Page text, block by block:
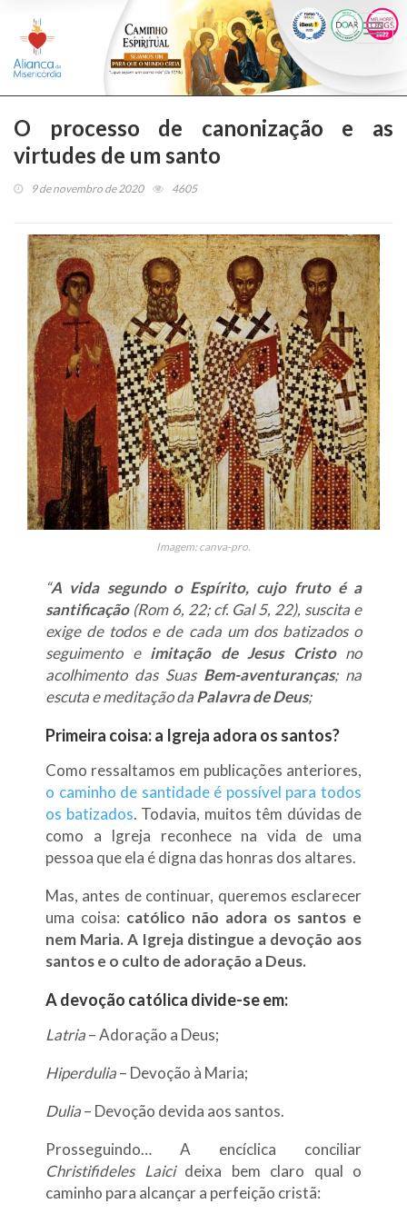
O processo de canonização e as
virtudes de um santo
9 de novembro de 2020 4605
Imagem: canva-pro.
“A vida segundo o Espírito, cujo fruto é a
santificação(Rom 6, 22; cf. Gal 5, 22), suscita e
exige de todos e de cada um dos batizados o
seguimento e imitação de Jesus Cristono
acolhimento das Suas Bem-aventuranças; na
escuta e meditação daPalavra de Deus;
Primeira coisa: a Igreja adora os santos?
Como ressaltamos em publicações anteriores,
o caminho de santidade é possível para todos
os batizados. Todavia, muitos têm dúvidas de
como a Igreja reconhece na vida de uma
pessoa que ela é digna das honras dos altares.
Mas, antes de continuar, queremos esclarecer
uma coisa: católico não adora os santos e
nem Maria. A Igreja distingue a devoção aos
santos e o culto de adoração a Deus.
A devoção católica divide-se em:
Latria– Adoração a Deus;
Hiperdulia– Devoção à Maria;
Dulia– Devoção devida aos santos.
Prosseguindo… A encíclica conciliar
Christifideles Laici deixa bem claro qual o
caminho para alcançar a perfeição cristã: